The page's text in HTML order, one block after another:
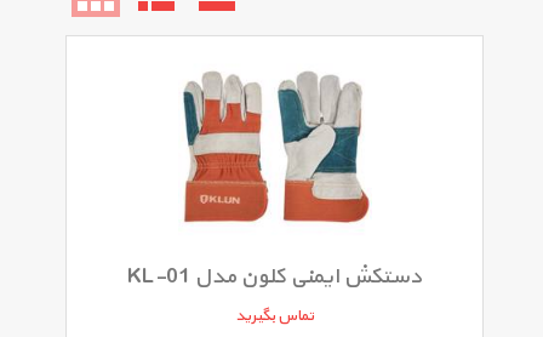
دستکش ایمنی کلون مدل KL-01
تماس بگیرید